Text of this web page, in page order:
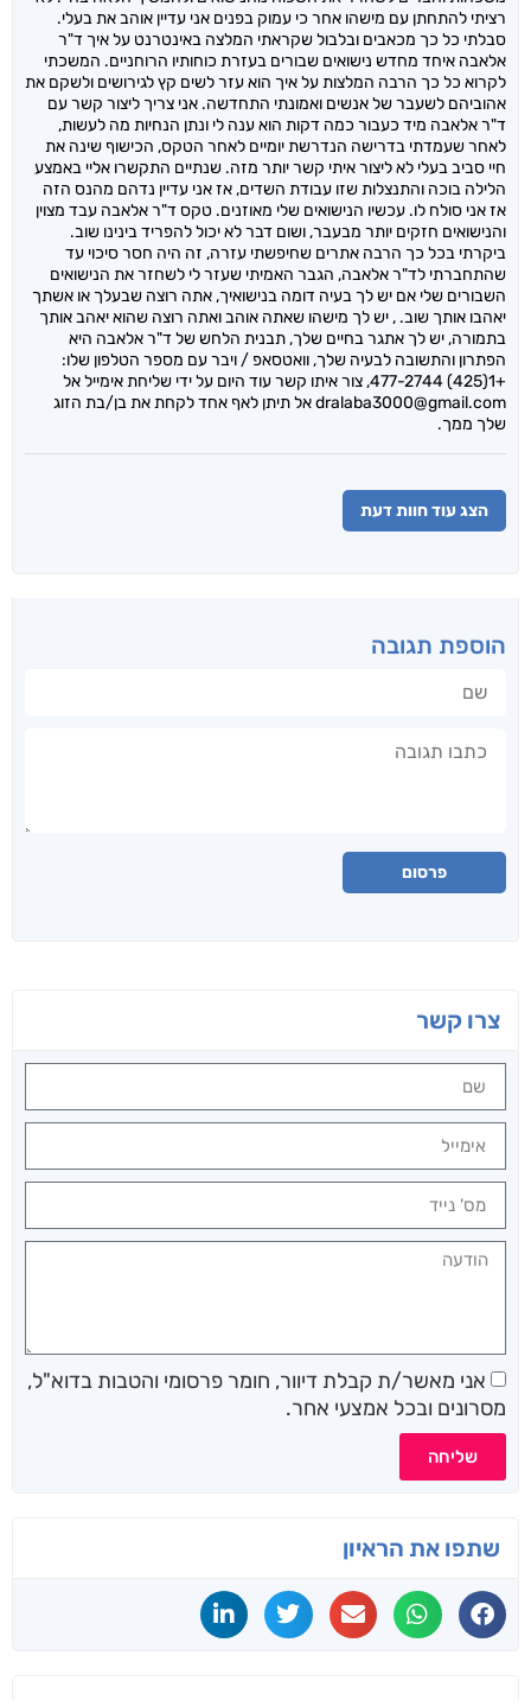
רציתי להתחתן עם מישהו אחר כי עמוק בפנים אני עדיין אוהב את בעלי.
סבלתי כל כך מכאבים ובלבול שקראתי המלצה באינטרנט על איך ד"ר
אלאבה איחד מחדש נישואים שבורים בעזרת כוחותיו הרוחניים. המשכתי
לקרוא כל כך הרבה המלצות על איך הוא עזר לשים קץ לגירושים ולשקם את
אהוביהם לשעבר של אנשים ואמונתי התחדשה. אני צריך ליצור קשר עם
ד"ר אלאבה מיד כעבור כמה דקות הוא ענה לי ונתן הנחיות מה לעשות,
לאחר שעמדתי בדרישה הנדרשת יומיים לאחר הטקס, הכישוף שינה את
חיי סביב בעלי לא ליצור איתי קשר יותר מזה. שנתיים התקשרו אליי באמצע
הלילה בוכה והתנצלות שזו עבודת השדים, אז אני עדיין נדהם מהנס הזה
אז אני סולח לו. עכשיו הנישואים שלי מאוזנים. טקס ד"ר אלאבה עבד מצוין
והנישואים חזקים יותר מבעבר, ושום דבר לא יכול להפריד בינינו שוב.
ביקרתי בכל כך הרבה אתרים שחיפשתי עזרה, זה היה חסר סיכוי עד
שהתחברתי לד"ר אלאבה, הגבר האמיתי שעזר לי לשחזר את הנישואים
השבורים שלי אם יש לך בעיה דומה בנישואיך, אתה רוצה שבעלך או אשתך
יאהבו אותך שוב. , יש לך מישהו שאתה אוהב ואתה רוצה שהוא יאהב אותך
בתמורה, יש לך אתגר בחיים שלך, תבנית הלחש של ד"ר אלאבה היא
הפתרון והתשובה לבעיה שלך, וואטסאפ / ויבר עם מספר הטלפון שלו:
+1(425) 477-2744, צור איתו קשר עוד היום על ידי שליחת אימייל אל
dralaba3000@gmail.com אל תיתן לאף אחד לקחת את בן/בת הזוג
שלך ממך.
הצג עוד חוות דעת
הוספת תגובה
פרסום
צרו קשר
אני מאשר/ת קבלת דיוור, חומר פרסומי והטבות בדוא"ל,
מסרונים ובכל אמצעי אחר.
שליחה
שתפו את הראיון